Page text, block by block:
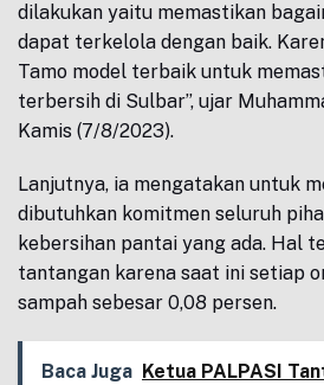
dilakukan yaitu memastikan
dapat terkelola dengan baik.
Tamo model terbaik untuk
terbersih di Sulbar”, ujar
Kamis (7/8/2023).
Lanjutnya, ia mengatakan untuk
dibutuhkan komitmen seluruh
kebersihan pantai yang ada. Hal
tantangan karena saat ini setiap
sampah sebesar 0,08 persen.
Baca Juga Ketua PALPASI